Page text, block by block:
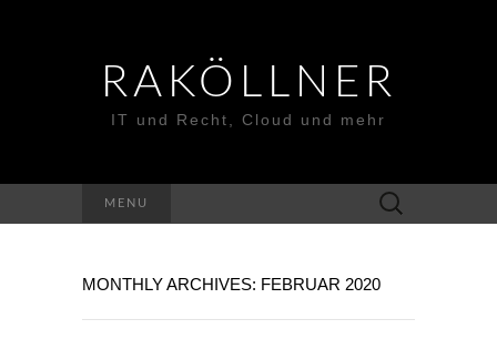
RAKÖLLNER
IT und Recht, Cloud und mehr
MENU
Suchen
nach:
MONTHLY ARCHIVES: FEBRUAR 2020